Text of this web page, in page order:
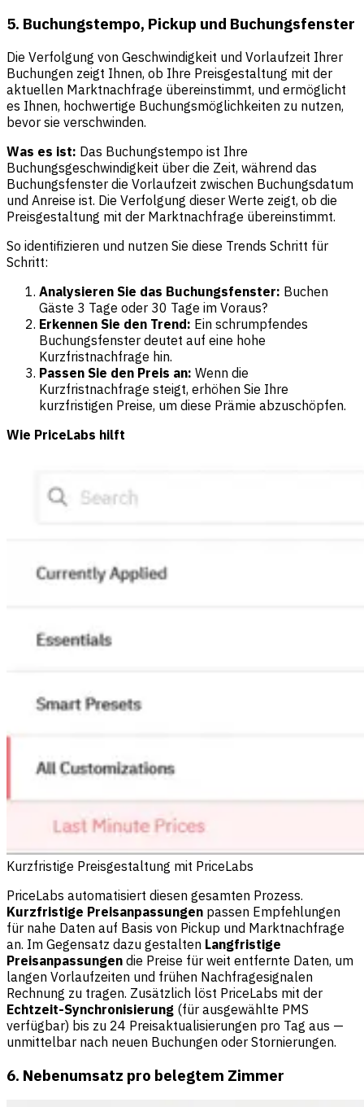
5. Buchungstempo, Pickup und Buchungsfenster
Die Verfolgung von Geschwindigkeit und Vorlaufzeit Ihrer
Buchungen zeigt Ihnen, ob Ihre Preisgestaltung mit der
aktuellen Marktnachfrage übereinstimmt, und ermöglicht
es Ihnen, hochwertige Buchungsmöglichkeiten zu nutzen,
bevor sie verschwinden.
Was es ist: Das Buchungstempo ist Ihre
Buchungsgeschwindigkeit über die Zeit, während das
Buchungsfenster die Vorlaufzeit zwischen Buchungsdatum
und Anreise ist. Die Verfolgung dieser Werte zeigt, ob die
Preisgestaltung mit der Marktnachfrage übereinstimmt.
So identifizieren und nutzen Sie diese Trends Schritt für
Schritt:
Analysieren Sie das Buchungsfenster: Buchen
Gäste 3 Tage oder 30 Tage im Voraus?
Erkennen Sie den Trend: Ein schrumpfendes
Buchungsfenster deutet auf eine hohe
Kurzfristnachfrage hin.
Passen Sie den Preis an: Wenn die
Kurzfristnachfrage steigt, erhöhen Sie Ihre
kurzfristigen Preise, um diese Prämie abzuschöpfen.
Wie PriceLabs hilft
Kurzfristige Preisgestaltung mit PriceLabs
PriceLabs automatisiert diesen gesamten Prozess.
Kurzfristige Preisanpassungen passen Empfehlungen
für nahe Daten auf Basis von Pickup und Marktnachfrage
an. Im Gegensatz dazu gestalten Langfristige
Preisanpassungen die Preise für weit entfernte Daten, um
langen Vorlaufzeiten und frühen Nachfragesignalen
Rechnung zu tragen. Zusätzlich löst PriceLabs mit der
Echtzeit-Synchronisierung (für ausgewählte PMS
verfügbar) bis zu 24 Preisaktualisierungen pro Tag aus —
unmittelbar nach neuen Buchungen oder Stornierungen.
6. Nebenumsatz pro belegtem Zimmer